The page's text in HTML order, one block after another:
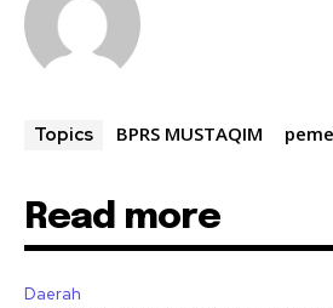
Topics BPRS MUSTAQIM
Read more
Daerah